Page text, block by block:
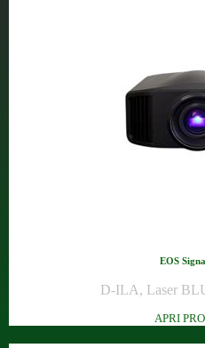
EOS
D-ILA, Laser
APRI